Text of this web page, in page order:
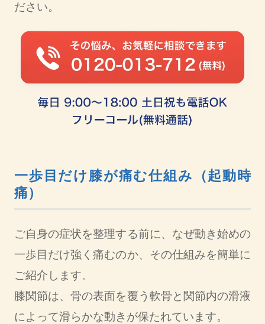
ださい。
一歩目だけ膝が痛む仕組み（起動時
痛）
ご自身の症状を整理する前に、なぜ動き始めの
一歩目だけ強く痛むのか、その仕組みを簡単に
ご紹介します。
膝関節は、骨の表面を覆う軟骨と関節内の滑液
によって滑らかな動きが保たれています。